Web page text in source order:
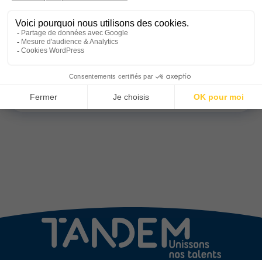
Newsletter Mars 2026
Découvrez la Newsletter Mars 2026